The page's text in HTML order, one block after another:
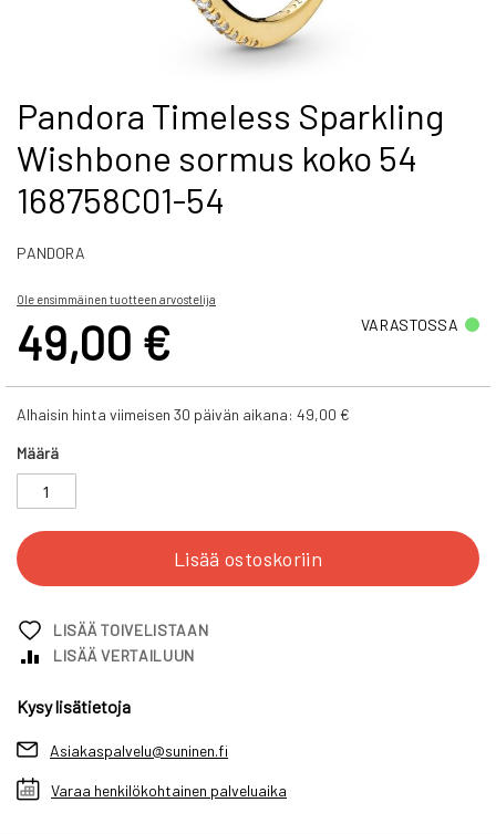
Skip
to
the
beginning
of
the
gallery
Pandora Timeless Sparkling
Wishbone sormus koko 54
168758C01-54
PANDORA
Ole ensimmäinen tuotteen arvostelija
49,00 € VARASTOSSA
Alhaisin hinta viimeisen 30 päivän aikana: 49,00 €
Määrä
Lisää ostoskoriin
LISÄÄ TOIVELISTAAN
LISÄÄ VERTAILUUN
Kysy lisätietoja
Asiakaspalvelu@suninen.fi
Varaa henkilökohtainen palveluaika